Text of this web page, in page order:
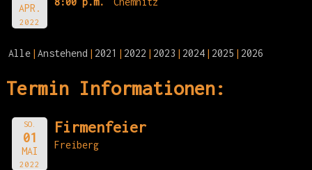
APR.
2022
Alle Anstehend 2021 2022 2023 2024 2025 2026
Termin Informationen:
SO.
01
MAI
2022
Firmenfeier
Freiberg